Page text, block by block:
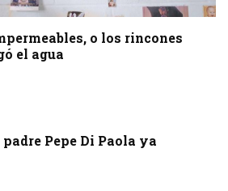
o los rincones
el agua
Pepe Di Paola ya